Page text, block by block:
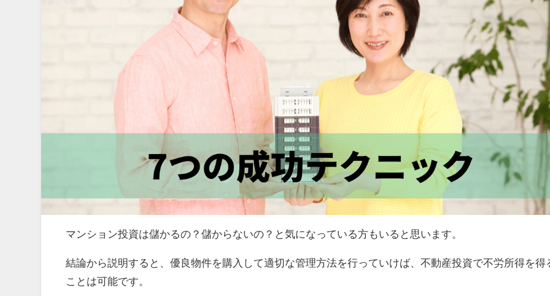
マンション投資は儲かるの？儲からないの？ と気になっている方もいると思います。
結論から説明すると、優良物件を購入して適切な管理方法を行っていけば、不動産投資で不労所得を得
ことは可能です。